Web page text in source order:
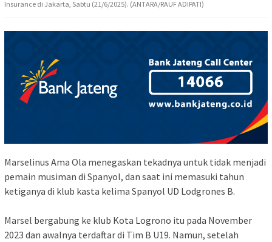
Insurance di Jakarta, Sabtu (21/6/2025). (ANTARA/RAUF ADIPATI)
Marselinus Ama Ola menegaskan tekadnya untuk tidak menjadi
pemain musiman di Spanyol, dan saat ini memasuki tahun
ketiganya di klub kasta kelima Spanyol UD Lodgrones B.
Marsel bergabung ke klub Kota Logrono itu pada November
2023 dan awalnya terdaftar di Tim B U19. Namun, setelah